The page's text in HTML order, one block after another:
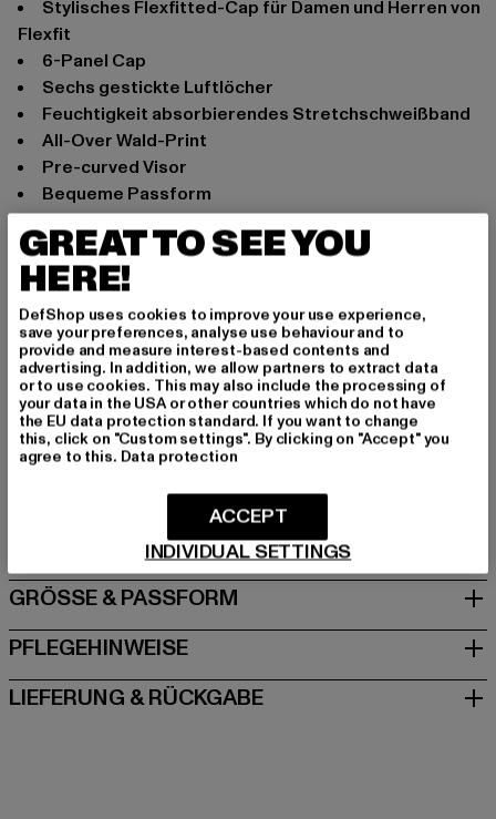
stylisches Flexfitted-Cap für Damen und Herren von
Flexfit
6-Panel Cap
sechs gestickte Luftlöcher
Feuchtigkeit absorbierendes Stretchschweißband
All-Over Wald-Print
pre-curved Visor
bequeme Passform
Anlass: Alltag, Freizeit
Marke: Flexfit
Kat.: Flexfitted Caps
Farbe: camouflage
Hersteller Farbe: kanati camo pattern
Materialzusammensetzung: 96% Baumwolle, 4%
Elasthan
Art.Nr: 6988-01184
Hersteller: TB International GmbH |
Dr.-Robert-Murjahn-Straße 7 | 64372 Ober-Ramstadt |
GRÖSSE & PASSFORM
PFLEGEHINWEISE
LIEFERUNG & RÜCKGABE
GREAT TO SEE YOU
HERE!
DefShop uses cookies to improve your use experience,
save your preferences, analyse use behaviour and to
provide and measure interest-based contents and
advertising. In addition, we allow partners to extract data
or to use cookies. This may also include the processing of
your data in the USA or other countries which do not have
the EU data protection standard. If you want to change
this, click on "Custom settings". By clicking on "Accept" you
agree to this. Data protection
INDIVIDUAL SETTINGS
ACCEPT